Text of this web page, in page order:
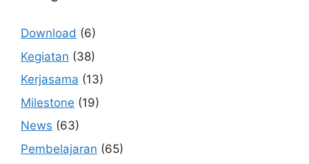
Download (6)
Kegiatan (38)
Kerjasama (13)
Milestone (19)
News (63)
Pembelajaran (65)